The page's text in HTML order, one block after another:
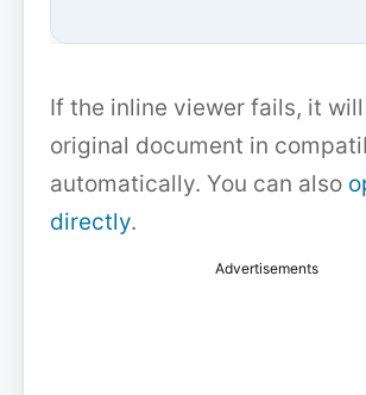
If the inline viewer fails, it
original document in
automatically. You can also
directly.
Advertisements